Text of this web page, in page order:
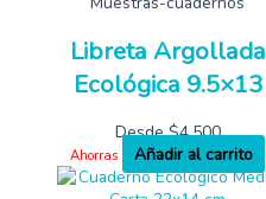
Libreta Argollada
Ecológica 9.5×13
Desde$4,500
Ahorras Añadir al carrito